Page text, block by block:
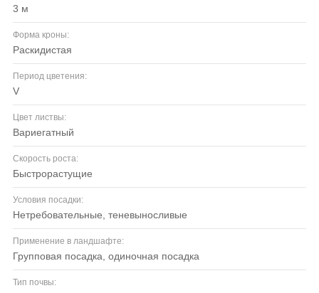
3 м
Форма кроны:
раскидистая
Период цветения:
V
Цвет листвы:
вариегатный
Скорость роста:
быстрорастущие
Условия посадки:
нетребовательные, теневыносливые
Применение в ландшафте:
групповая посадка, одиночная посадка
Тип почвы: